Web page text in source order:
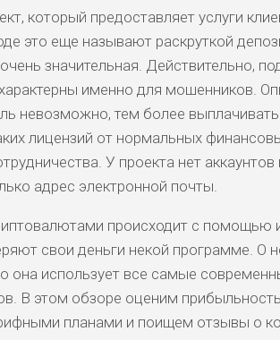
который предоставляет услуги
это еще называют раскруткой
значительная. Действительно,
именно для мошенников.
невозможно, тем более
лицензий от нормальных
У проекта нет
адрес электронной почты.
происходит с помощью
свои деньги некой программе. О
она использует все самые
В этом обзоре оценим
планами и поищем отзывы о